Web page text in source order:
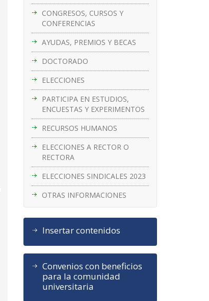
CONGRESOS, CURSOS Y
CONFERENCIAS
AYUDAS, PREMIOS Y BECAS
DOCTORADO
ELECCIONES
PARTICIPA EN ESTUDIOS,
ENCUESTAS Y EXPERIMENTOS
RECURSOS HUMANOS
ELECCIONES A RECTOR O
RECTORA
ELECCIONES SINDICALES 2023
OTRAS INFORMACIONES
Insertar contenidos
Convenios con beneficios
para la comunidad
universitaria